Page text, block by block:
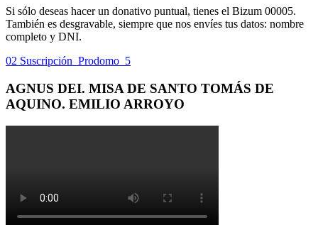
Si sólo deseas hacer un donativo puntual, tienes el Bizum 00005.
También es desgravable, siempre que nos envíes tus datos: nombre
completo y DNI.
02 Suscripción_Prodomo_5
AGNUS DEI. MISA DE SANTO TOMÁS DE
AQUINO. EMILIO ARROYO